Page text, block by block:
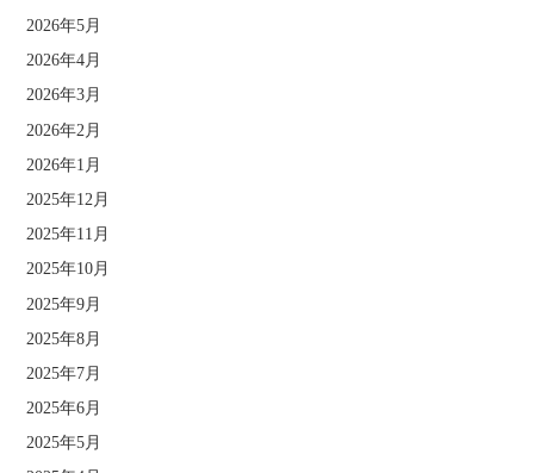
2026年5月
2026年4月
2026年3月
2026年2月
2026年1月
2025年12月
2025年11月
2025年10月
2025年9月
2025年8月
2025年7月
2025年6月
2025年5月